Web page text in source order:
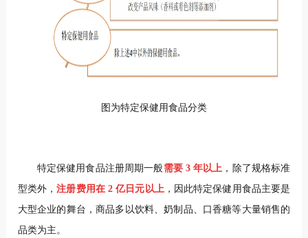
图为特定保健用食品分类
特定保健用食品注册周期一般需要 3 年以上 ，除了规格标准
型类外，注册费用在 2 亿日元以上，因此特定保健用食品主要是
大型企业的舞台，商品多以饮料、奶制品、口香糖等大量销售的
品类为主。